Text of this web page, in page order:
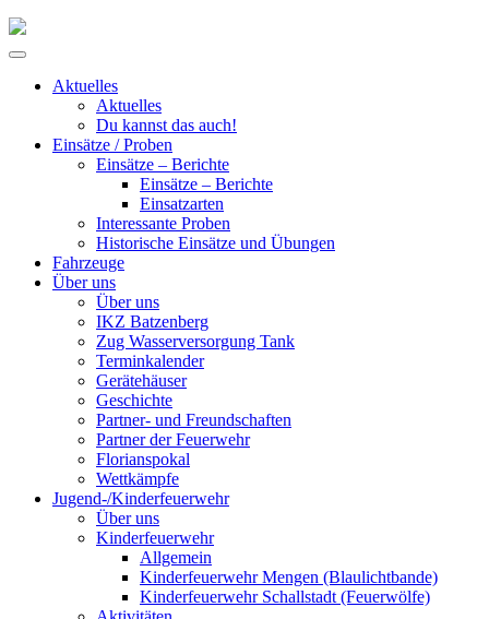
Skip
Primary
Aktuelles
Aktuelles
Du kannst das auch!
Einsätze / Proben
Einsätze – Berichte
Einsätze – Berichte
Einsatzarten
Interessante Proben
Historische Einsätze und Übungen
Fahrzeuge
Über uns
Über uns
IKZ Batzenberg
Zug Wasserversorgung Tank
Terminkalender
Gerätehäuser
Geschichte
Partner- und Freundschaften
Partner der Feuerwehr
Florianspokal
Wettkämpfe
Jugend-/Kinderfeuerwehr
Über uns
Kinderfeuerwehr
Allgemein
Kinderfeuerwehr Mengen (Blaulichtbande)
Kinderfeuerwehr Schallstadt (Feuerwölfe)